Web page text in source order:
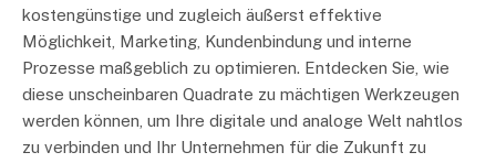
kostengünstige und zugleich äußerst effektive
Möglichkeit, Marketing, Kundenbindung und interne
Prozesse maßgeblich zu optimieren. Entdecken Sie, wie
diese unscheinbaren Quadrate zu mächtigen Werkzeugen
werden können, um Ihre digitale und analoge Welt nahtlos
zu verbinden und Ihr Unternehmen für die Zukunft zu